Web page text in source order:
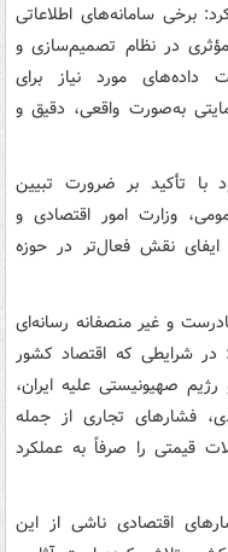
سامانه‌های اطلاعاتی
در نظام تصمیم‌سازی و
داده‌های مورد نیاز برای
به‌صورت واقعی، دقیق و
تأکید بر ضرورت تبیین
وزارت امور اقتصادی و
ایفای نقش فعال‌تر در حوزه
و غیر منصفانه رسانه‌ای
در شرایطی که اقتصاد کشور
صهیونیستی علیه ایران،
فشارهای تجاری از جمله
قیمتی را صرفاً به عملکرد
اقتصادی ناشی از این